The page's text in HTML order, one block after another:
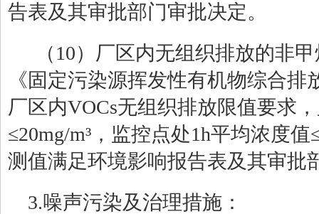
告表及其审批部门审批决定。
（10）厂区内无组织排放的非
《固定污染源挥发性有机物综合排
厂区内VOCs无组织排放限值要求
≤20mg/m³ ，监控点处1h平均浓度值
测值满足环境影响报告表及其审批
3.噪声污染及治理措施：